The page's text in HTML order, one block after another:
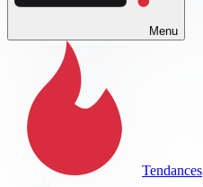
Menu
Tendances